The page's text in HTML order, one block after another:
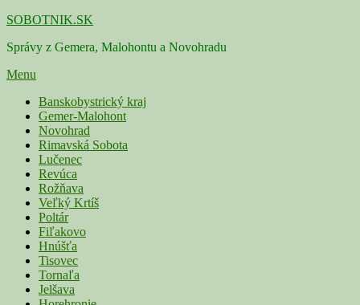
Skip
content
SOBOTNIK.SK
Správy z Gemera, Malohontu a Novohradu
Menu
Primárne
menu
Banskobystrický kraj
Gemer-Malohont
Novohrad
Rimavská Sobota
Lučenec
Revúca
Rožňava
Veľký Krtíš
Poltár
Fiľakovo
Hnúšťa
Tisovec
Tornaľa
Jelšava